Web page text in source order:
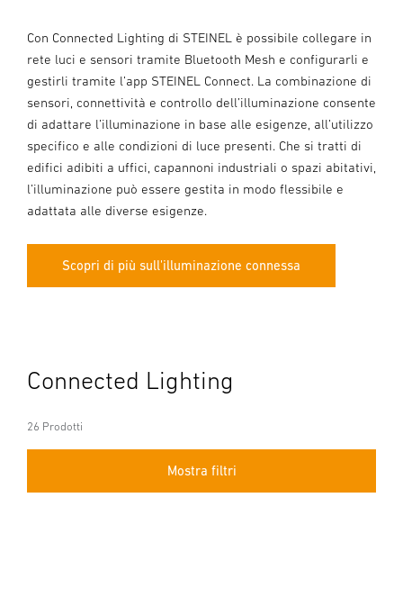
Con Connected Lighting di STEINEL è possibile collegare in
rete luci e sensori tramite Bluetooth Mesh e configurarli e
gestirli tramite l’app STEINEL Connect. La combinazione di
sensori, connettività e controllo dell’illuminazione consente
di adattare l’illuminazione in base alle esigenze, all’utilizzo
specifico e alle condizioni di luce presenti. Che si tratti di
edifici adibiti a uffici, capannoni industriali o spazi abitativi,
l’illuminazione può essere gestita in modo flessibile e
adattata alle diverse esigenze.
Scopri di più sull'illuminazione connessa
Connected Lighting
26 Prodotti
Mostra filtri